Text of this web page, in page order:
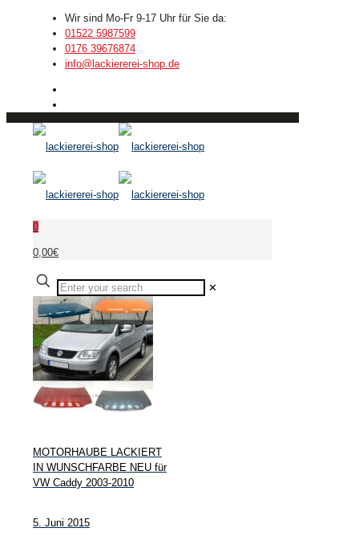
Wir sind Mo-Fr 9-17 Uhr für Sie da:
01522 5987599
0176 39676874
info@lackiererei-shop.de
0
0,00€
✕
MOTORHAUBE LACKIERT
IN WUNSCHFARBE NEU für
VW Caddy 2003-2010
5. Juni 2015